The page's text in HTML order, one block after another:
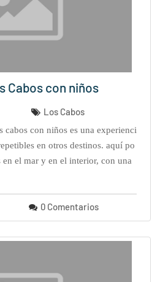
Cabos con niños
Los Cabos
en otros destinos. aquí po
el mar y en el interior, con una
0 Comentarios